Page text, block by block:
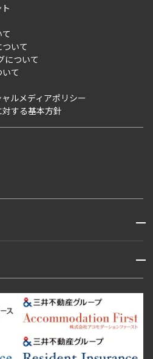
外）
事業部取り扱い物件入居申込
いて
について
て
ルメディアポリシー
する基本方針
開閉
・飯田橋
三田・芝・浜松町
・豊洲
本郷・春日・小石川
早稲田
芸大学・自由が丘
開閉
江東区 台東区 墨田区
中野区
練馬区 荒川区
足立区